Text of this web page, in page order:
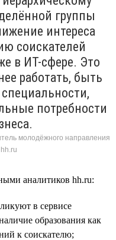
группы
интереса
соискателей
в ИТ-сфере. Это
работать, быть
потребности
молодёжного направления
hh.ru
аналитиков hh.ru:
в сервисе
образования как
к соискателю;